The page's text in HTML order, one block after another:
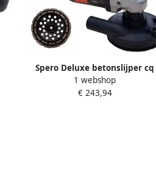
Spero Deluxe betonslijper cq
schuur & polijstmachine |
180mm | 2200Watt | droog +
1 webshop
€ 243,94